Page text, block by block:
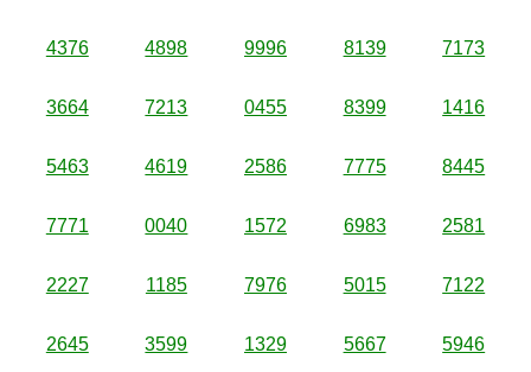
4376 4898 9996 8139 7173
3664 7213 0455 8399 1416
5463 4619 2586 7775 8445
7771 0040 1572 6983 2581
2227 1185 7976 5015 7122
2645 3599 1329 5667 5946